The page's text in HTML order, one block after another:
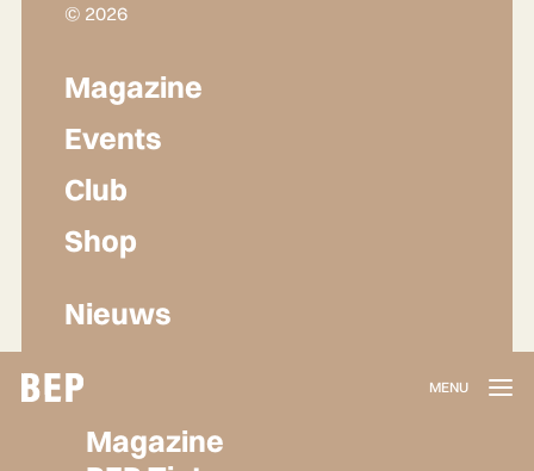
Magazine
© 2026
Magazine
Events
Club
Shop
Nieuws
Lidmaatschap
Herroepen